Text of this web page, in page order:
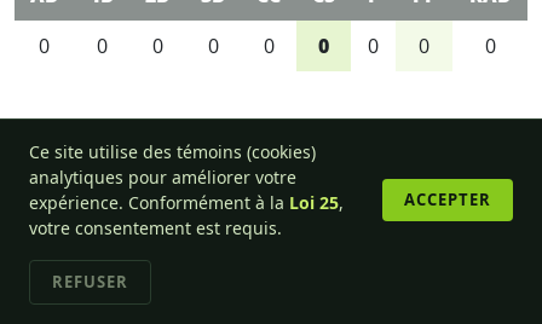
0
0 0 0 0 0 0 0 0
© 2013-2026 Ligue de balle-molle amicale de l'Outaouais.
Ce site utilise des témoins (cookies)
analytiques pour améliorer votre
expérience. Conformément à la Loi 25,
votre consentement est requis.
ACCEPTER
REFUSER